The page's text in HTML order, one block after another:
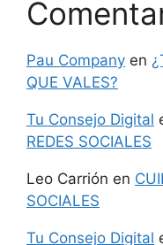
Pau Company en
QUE VALES?
Tu Consejo Digital
REDES SOCIALES
Leo Carrión en
SOCIALES
Tu Consejo Digital